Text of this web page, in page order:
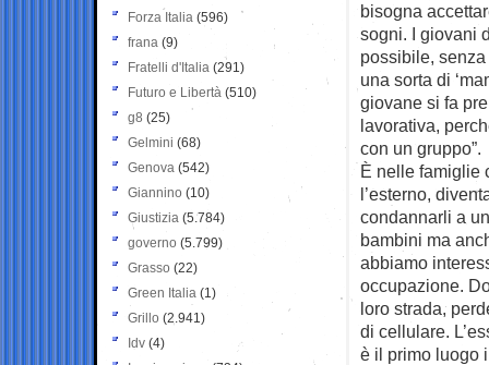
bisogna
sogni. I giovani
possibile,
una sorta di
giovane si fa
lavorativa,
con un gruppo”.
È nelle famiglie
l’esterno,
condannarli a
bambini ma
abbiamo
occupazione.
loro strada,
di cellulare.
è il primo luogo
Forza Italia (596)
frana (9)
Fratelli d'Italia (291)
Futuro e Libertà (510)
g8 (25)
Gelmini (68)
Genova (542)
Giannino (10)
Giustizia (5.784)
governo (5.799)
Grasso (22)
Green Italia (1)
Grillo (2.941)
Idv (4)